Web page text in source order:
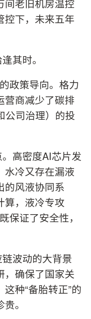
间老旧机房温控
控下，未来五年
其时。
政策导向。格力
营商减少了碳排
公司治理）的投
高密度AI芯片发
水冷又存在漏液
的风液协同系
算，液冷专攻
保证了安全性，
波动的大背景
，确保了国家关
种“备胎转正”的
。